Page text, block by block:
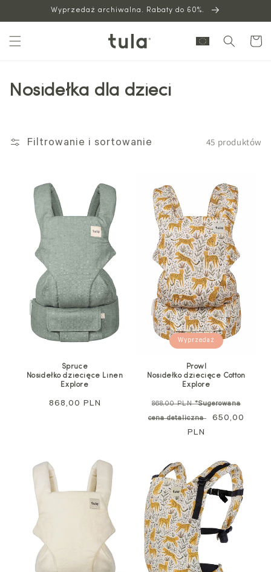
Wyprzedaż archiwalna. Rabaty do 60%.
Wózek
Nosidełka dla dzieci
Filtrowanie i sortowanie 45 produktów
Spruce
Nosidełko dziecięce Linen
Explore
Cena
868,00 PLN
Wyprzedaż
Prowl
Nosidełko dziecięce Cotton
Explore
Cena
regularna
868,00 PLN*Sugerowana
cena detaliczna
Cena
650,00
PLN